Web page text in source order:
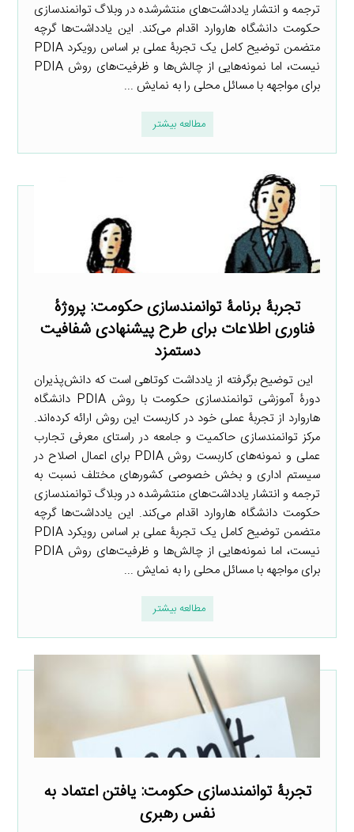
ترجمه و انتشار یادداشت‌های منتشرشده در وبلاگ توانمندسازی
حکومت دانشگاه هاروارد اقدام می‌کند. این یادداشت‌ها گرچه
متضمن توضیح کامل یک تجربۀ عملی بر اساس رویکرد PDIA
نیست، اما نمونه‌هایی از چالش‌ها و ظرفیت‌های روش PDIA
برای مواجهه با مسائل محلی را به نمایش ...
مطالعه بیشتر
تجربۀ برنامۀ توانمندسازی حکومت: پروژۀ
فناوری اطلاعات برای طرح پیشنهادی شفافیت
دستمزد
این توضیح برگرفته از یادداشت کوتاهی است که دانش‌پذیران
دورۀ آموزشی توانمندسازی حکومت با روش PDIA دانشگاه
هاروارد از تجربۀ عملی خود در کاربست این روش ارائه کرده‌اند.
مرکز توانمندسازی حاکمیت و جامعه در راستای معرفی تجارب
عملی و نمونه‌های کاربست روش PDIA برای اعمال اصلاح در
سیستم اداری و بخش خصوصی کشورهای مختلف نسبت به
ترجمه و انتشار یادداشت‌های منتشرشده در وبلاگ توانمندسازی
حکومت دانشگاه هاروارد اقدام می‌کند. این یادداشت‌ها گرچه
متضمن توضیح کامل یک تجربۀ عملی بر اساس رویکرد PDIA
نیست، اما نمونه‌هایی از چالش‌ها و ظرفیت‌های روش PDIA
برای مواجهه با مسائل محلی را به نمایش ...
مطالعه بیشتر
تجربۀ توانمندسازی حکومت: یافتن اعتماد به
نفس رهبری